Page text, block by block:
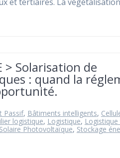
> Solarisation de
: quand la
Passif, Bâtiments intelligents,
logistique, Logistique, Logistique
Solaire Photovoltaïque, Stockage